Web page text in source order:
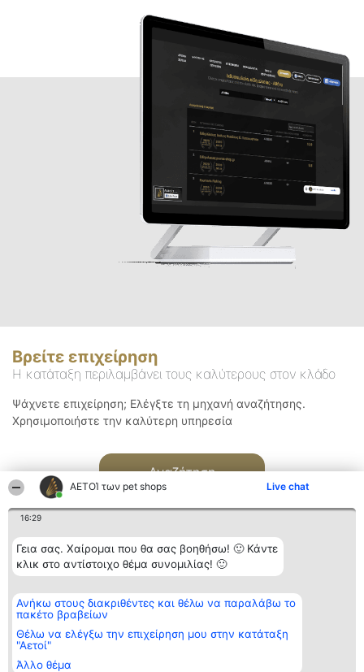
ΑΕΤΟΊ των pet shops Live chat
16:29
Γεια σας. Χαίρομαι που θα σας βοηθήσω! 🙂 Κάντε
κλικ στο αντίστοιχο θέμα συνομιλίας! 🙂
Ανήκω στους διακριθέντες και θέλω να παραλάβω το
πακέτο βραβείων
Θέλω να ελέγξω την επιχείρηση μου στην κατάταξη
"Αετοί"
Άλλο θέμα
Βρείτε επιχείρηση
Η κατάταξη περιλαμβάνει τους καλύτερους στον κλάδο
Ψάχνετε επιχείρηση; Ελέγξτε τη μηχανή αναζήτησης.
Χρησιμοποιήστε την καλύτερη υπηρεσία
Αναζήτηση
Διοργανωτής της
κατάταξης
BEAUTIFUL COMPANY
ΤΗΛ. ΕΠΙΚΟΙΝΩΝΙΑΣ:
2104128019
email:
Κατάταξη
Διακριθέντες
των
διακριθέντων
Επικοινωνία
Επικοινωνία